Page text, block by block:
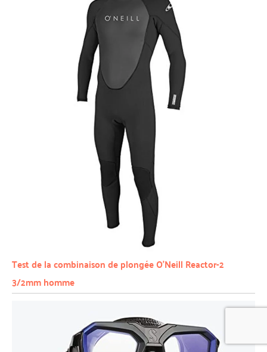
Test de la combinaison de plongée O’Neill Reactor-2
3/2mm homme